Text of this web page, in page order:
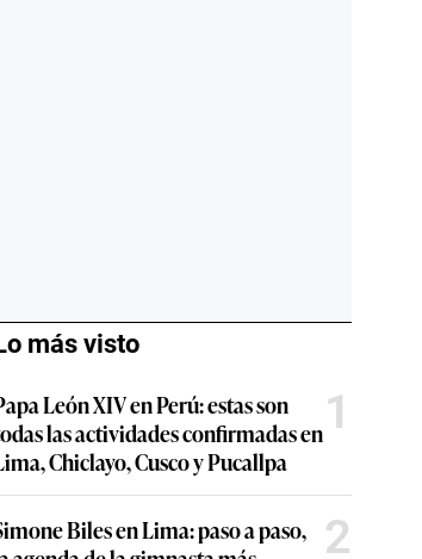
más visto
León XIV en Perú: estas son
las actividades confirmadas en
Chiclayo, Cusco y Pucallpa
1
Biles en Lima: paso a paso,
2